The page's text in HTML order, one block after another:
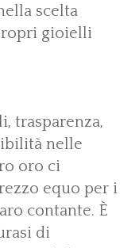
scelta
gioielli
trasparenza,
nelle
oro ci
equo per i
contante. È
di